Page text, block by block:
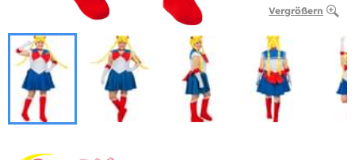
Vergrößern